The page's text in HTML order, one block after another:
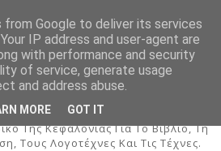
Της Κεφαλονιάς Για Το Βιβλίο, Τη
Τους Λογοτέχνες Και Τις Τέχνες.
from Google to deliver its services
IP address and user-agent are
with performance and security
of service, generate usage
and address abuse.
MORE GOT IT